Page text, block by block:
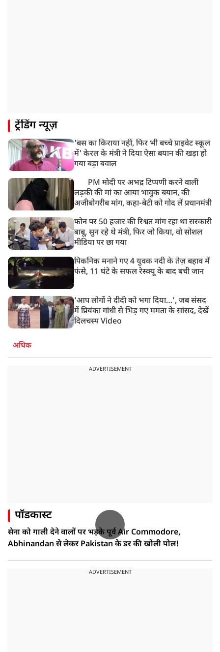
भारी हंगामे के बीच संसद की कार्यवाही दोपहर दो बजे तक के
9:38 AM
झारखंड: JPSC परीक्षा धांधली मामले में और पांच लोग गिरफ्तार,
अबतक 19 अरेस्ट
ट्रेंडिंग न्यूज़
'बस का किराया नहीं, फिर भी बच्चे प्राइवेट स्कूल
में' केरल के मंत्री ने दिया ऐसा बयान की खड़ा हो
गया बड़ा बवाल
PM मोदी पर अभद्र टिप्पणी करने वाली
लड़की की मां का आया भावुक बयान, की
अजीबोगरीब मांग, कहा-बेटी को गोद लें प्रधानमंत्री
फोन पर 50 हजार की रिश्वत मांग रहा था सरकारी
बाबू, सुन रहे थे मंत्री, फिर जो किया, वो सोशल
मीडिया पर छा गया
पिकनिक मनाने गए 4 युवक नदी के तेज़ बहाव में
फंसे, 11 घंटे के सफल रेस्क्यू के बाद बची जान
‘आप लोगों ने दीदी को भगा दिया…’, जब संसद
में प्रियंका गांधी से भिड़ गए ममता के सांसद, देखें
दिलचस्प Video
अधिक
ADVERTISEMENT
पॉडकास्ट
सेना को गाली देने वालों पर भड़के पूर्व Air Commodore,
Abhinandan से लेकर Pakistan के डर की खोली पोल!
ADVERTISEMENT